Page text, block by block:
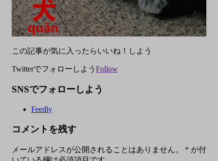
この記事が気に入ったらいいね！しよう
Twitterでフォローしよう Follow
SNSでフォローしよう
Feedly
コメントを残す
メールアドレスが公開されることはありません。 * が付